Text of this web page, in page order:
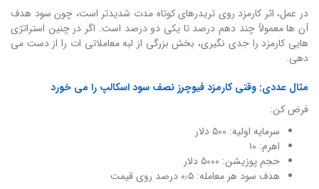
در عمل، اثر کارمزد روی تریدرهای کوتاه مدت شدیدتر است، چون سود هدف
آن ها معمولاً چند دهم درصد تا یکی دو درصد است. اگر در چنین استراتژی
هایی کارمزد را جدی نگیری، بخش بزرگی از لبه معاملاتی ات را از دست می
دهی.
مثال عددی: وقتی کارمزد فیوچرز نصف سود اسکالپ را می خورد
فرض کن:
سرمایه اولیه: ۵۰۰ دلار
اهرم: ۱۰
حجم پوزیشن: ۵۰۰۰ دلار
هدف سود هر معامله: ۰٫۵ درصد روی قیمت